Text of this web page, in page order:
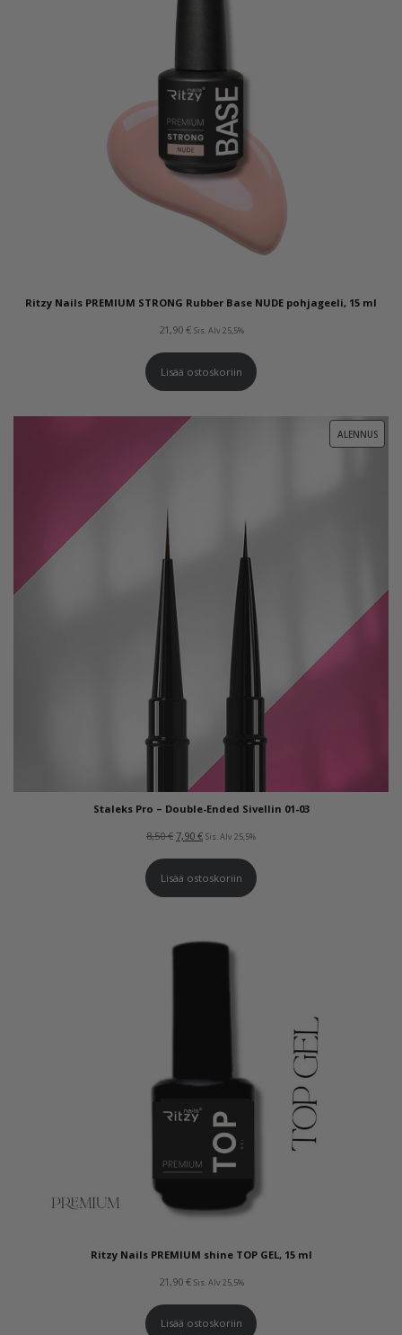
Ritzy Nails PREMIUM STRONG Rubber Base NUDE pohjageeli, 15 ml
21,90 € Sis. Alv 25,5%
Lisää ostoskoriin
ALENNUS
Staleks Pro – Double-Ended Sivellin 01-03
8,50€ Alkuperäinen
hinta
oli:
8,50 €.
7,90 €Nykyinen
hinta
on:
7,90 €.
Sis. Alv 25,5%
Lisää ostoskoriin
Ritzy Nails PREMIUM shine TOP GEL, 15 ml
21,90 € Sis. Alv 25,5%
Lisää ostoskoriin